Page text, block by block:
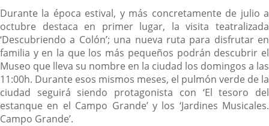
Durante la época estival, y más concretamente de julio a
octubre destaca en primer lugar, la visita teatralizada
‘Descubriendo a Colón’; una nueva ruta para disfrutar en
familia y en la que los más pequeños podrán descubrir el
Museo que lleva su nombre en la ciudad los domingos a las
11:00h. Durante esos mismos meses, el pulmón verde de la
ciudad seguirá siendo protagonista con ‘El tesoro del
estanque en el Campo Grande’ y los ‘Jardines Musicales.
Campo Grande’.